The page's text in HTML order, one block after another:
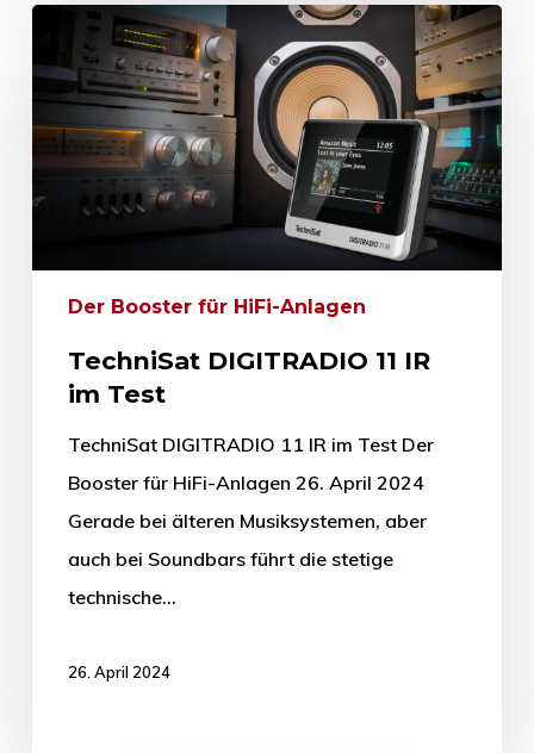
Der Booster für HiFi-Anlagen
TechniSat DIGITRADIO 11 IR
im Test
TechniSat DIGITRADIO 11 IR im Test Der
Booster für HiFi-Anlagen 26. April 2024
Gerade bei älteren Musiksystemen, aber
auch bei Soundbars führt die stetige
technische…
26. April 2024